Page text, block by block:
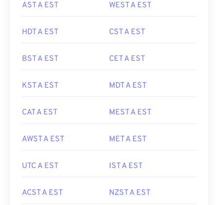
AST A EST WEST A EST
HDT A EST CST A EST
BST A EST CET A EST
KST A EST MDT A EST
CAT A EST MEST A EST
AWST A EST MET A EST
UTC A EST IST A EST
ACST A EST NZST A EST